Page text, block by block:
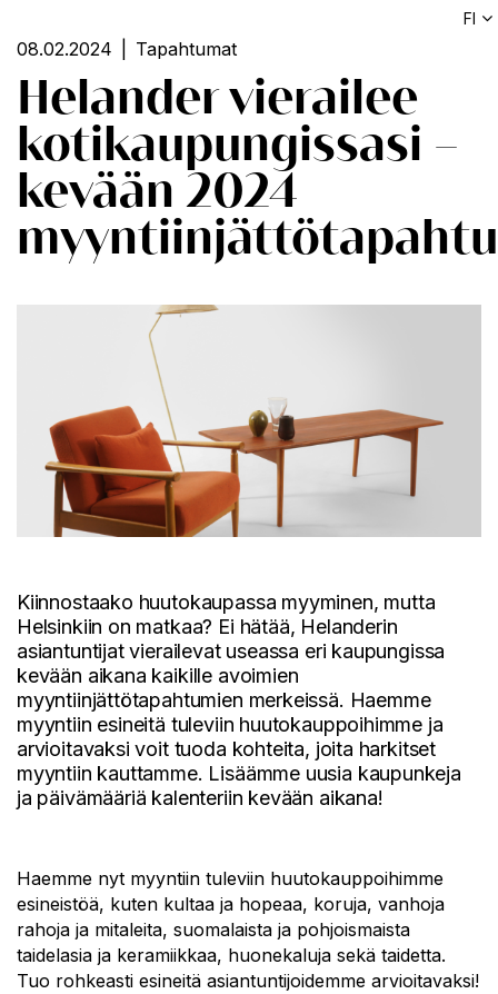
FI
08.02.2024 Tapahtumat
Helander vierailee
kotikaupungissasi –
kevään 2024
Kiinnostaako huutokaupassa myyminen, mutta
Helsinkiin on matkaa? Ei hätää, Helanderin
asiantuntijat vierailevat useassa eri kaupungissa
kevään aikana kaikille avoimien
myyntiinjättötapahtumien merkeissä. Haemme
myyntiin esineitä tuleviin huutokauppoihimme ja
arvioitavaksi voit tuoda kohteita, joita harkitset
myyntiin kauttamme. Lisäämme uusia kaupunkeja
ja päivämääriä kalenteriin kevään aikana!
Haemme nyt myyntiin tuleviin huutokauppoihimme
esineistöä, kuten kultaa ja hopeaa, koruja, vanhoja
rahoja ja mitaleita, suomalaista ja pohjoismaista
taidelasia ja keramiikkaa, huonekaluja sekä taidetta.
Tuo rohkeasti esineitä asiantuntijoidemme arvioitavaksi!